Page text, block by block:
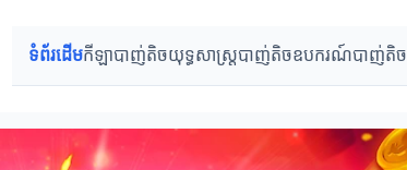
ទំព័រដើមកីឡាបាញ់តិចយុទ្ធសាស្ត្របាញ់តិចឧបករណ៍បាញ់តិច